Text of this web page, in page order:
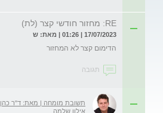
RE: מחזור חודשי קצר (לת)
17/07/2023 | 01:26 | מאת: ש
הדימום קצר לא המחזור
תגובה
תשובת מומחה | מאת: ד"ר כהן
אילון שלמה